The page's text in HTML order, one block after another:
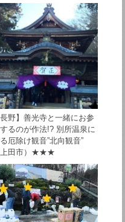
長野】善光寺と一緒にお参
るのが作法!? 別所温泉に
厄除け観音”北向観音”
上田市）★★★